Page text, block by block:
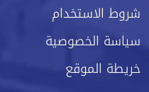
شروط الاستخدام
سياسة الخصوصية
خريطة الموقع